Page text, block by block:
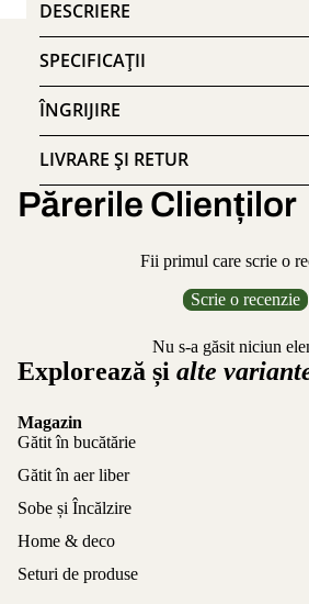
DESCRIERE
SPECIFICAȚII
ÎNGRIJIRE
LIVRARE ȘI RETUR
Părerile Clienților
Fii primul care scrie o
Scrie o recenzie
Nu s-a găsit niciun
Explorează și alte
Magazin
Gătit în bucătărie
Gătit în aer liber
Sobe și Încălzire
Home & deco
Seturi de produse